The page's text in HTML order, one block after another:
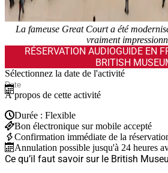
La fameuse Great Court a été
vraiment
RÉSERVATION AUDIOGUIDE EN
BRITISH
Sélectionnez la date de l'activité
À propos de cette activité
Durée : Flexible
Bon électronique sur mobile accepté
Confirmation immédiate de la
Annulation possible jusqu'à 24 heures
Ce qu’il faut savoir sur le British